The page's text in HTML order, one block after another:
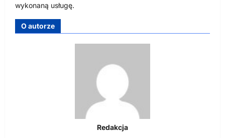
wykonaną usługę.
O autorze
Redakcja